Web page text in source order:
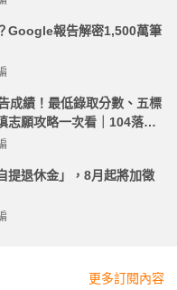
Google報告解密1,500萬筆
成績！最低錄取分數、五標
志願攻略一次看｜104落點
提退休金」，8月起將加徵
更多訂閱內容